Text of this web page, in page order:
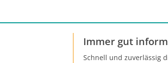
Immer gut
Schnell und zuverlässig